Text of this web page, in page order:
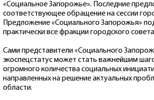
«Социальное Запорожье». Последние
соответствующее обращение на сессии
Предложение «Социального Запорожья»
практически все фракции городского
Сами представители «Социального
экоспецстатус может стать важнейшим
огромного количества социальных
направленных на решение актуальных
области.